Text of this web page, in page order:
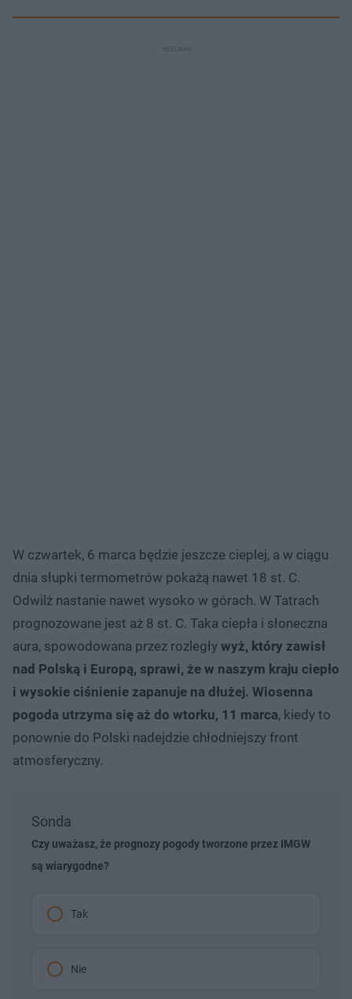
W czwartek, 6 marca będzie jeszcze cieplej, a w ciągu
dnia słupki termometrów pokażą nawet 18 st. C.
Odwilż nastanie nawet wysoko w górach. W Tatrach
prognozowane jest aż 8 st. C. Taka ciepła i słoneczna
aura, spowodowana przez rozległy wyż, który zawisł
nad Polską i Europą, sprawi, że w naszym kraju ciepło
i wysokie ciśnienie zapanuje na dłużej. Wiosenna
pogoda utrzyma się aż do wtorku, 11 marca, kiedy to
ponownie do Polski nadejdzie chłodniejszy front
atmosferyczny.
Sonda
Czy uważasz, że prognozy pogody tworzone przez IMGW
są wiarygodne?
Tak
Nie